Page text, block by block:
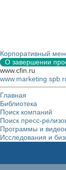
Корпоративный
О завершении
www.cfin.ru
Главная
Библиотека
Поиск компаний
Поиск пресс-
Программы и
Исследования и